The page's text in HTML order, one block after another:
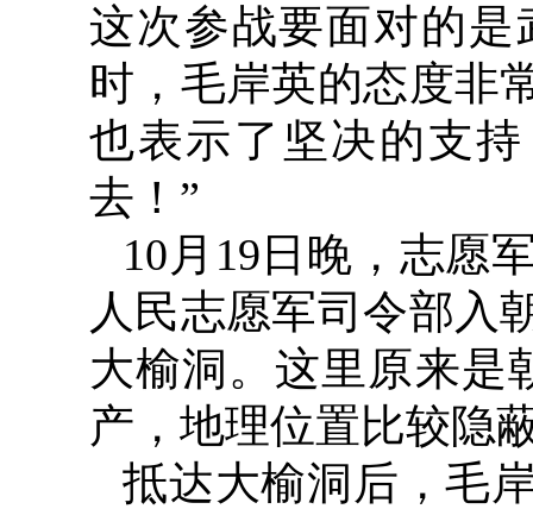
这次参战要面对的
时，毛岸英的态度非
也表示了坚决的支
去！”
10 月 19 日晚，志愿
人民志愿军司令部入
大榆洞。这里原来是
产，地理位置比较隐
抵达大榆洞后，毛